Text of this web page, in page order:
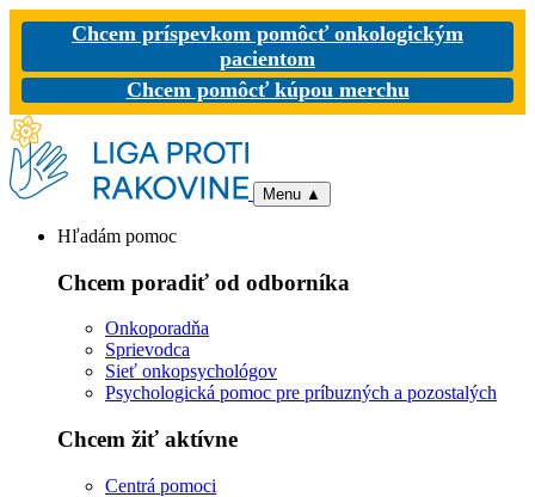
Chcem príspevkom pomôcť onkologickým
pacientom
Chcem pomôcť kúpou merchu
Menu ▲
Hľadám pomoc
Chcem poradiť od odborníka
Onkoporadňa
Sprievodca
Sieť onkopsychológov
Psychologická pomoc pre príbuzných a pozostalých
Chcem žiť aktívne
Centrá pomoci